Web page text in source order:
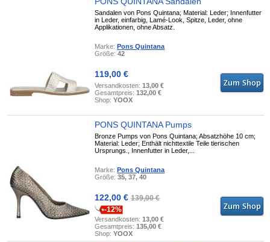
Sandalen von Pons Quintana; Material: Leder; Innenfutter
in Leder, einfarbig, Lamé-Look, Spitze, Leder, ohne
Applikationen, ohne Absatz.
Marke:Pons Quintana
Größe:42
119,00 €
Versandkosten:13,00 €
Gesamtpreis:132,00 €
Shop:YOOX
PONS QUINTANA Pumps
Bronze Pumps von Pons Quintana; Absatzhöhe 10 cm;
Material: Leder; Enthält nichttextile Teile tierischen
Ursprungs., Innenfutter in Leder,...
Marke:Pons Quintana
Größe:35, 37, 40
122,00 €139,00 €
-12%
Versandkosten:13,00 €
Gesamtpreis:135,00 €
Shop:YOOX